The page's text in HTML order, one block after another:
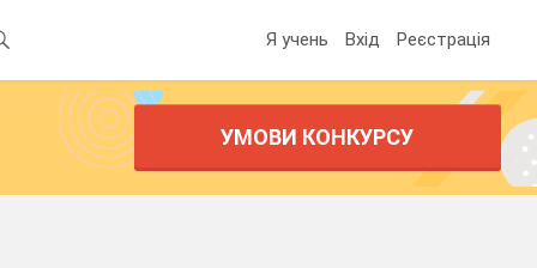
Я учень Вхід Реєстрація
УМОВИ КОНКУРСУ